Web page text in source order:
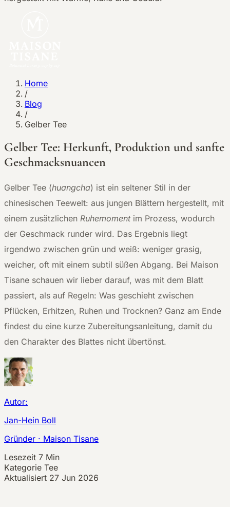
Home
/
Blog
/
Gelber Tee
Gelber Tee: Herkunft, Produktion und sanfte
Geschmacksnuancen
Gelber Tee (huangcha) ist ein seltener Stil in der
chinesischen Teewelt: aus jungen Blättern hergestellt, mit
einem zusätzlichen Ruhemomentim Prozess, wodurch
der Geschmack runder wird. Das Ergebnis liegt
irgendwo zwischen grün und weiß: weniger grasig,
weicher, oft mit einem subtil süßen Abgang. Bei Maison
Tisane schauen wir lieber darauf, was mit dem Blatt
passiert, als auf Regeln: Was geschieht zwischen
Pflücken, Erhitzen, Ruhen und Trocknen? Ganz am Ende
findest du eine kurze Zubereitungsanleitung, damit du
den Charakter des Blattes nicht übertönst.
Autor:
Jan-Hein Boll
Gründer · Maison Tisane
Lesezeit 7 Min
Kategorie Tee
Aktualisiert 27 Jun 2026